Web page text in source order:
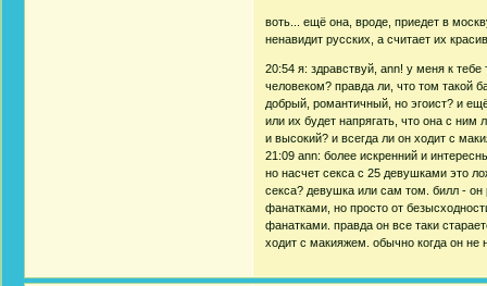
воть... ещё она, вроде, приедет в
ненавидит русских, а считает их
20:54 я: здравствуй, ann! у меня к
человеком? правда ли, что том такой
добрый, романтичный, но эгоист? и
или их будет напрягать, что она с ним
и высокий? и всегда ли он ходит с
21:09 ann: более искренний и
но насчет секса с 25 девушками это
секса? девушка или сам том. билл - он
фанатками, но просто от
фанатками. правда он все таки
ходит с макияжем. обычно когда он не